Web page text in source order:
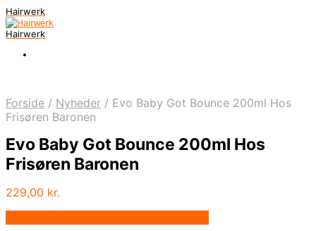
Hairwerk
Hairwerk
Forside / Nyheder / Evo Baby Got Bounce 200ml Hos
Frisøren Baronen
Evo Baby Got Bounce 200ml Hos
Frisøren Baronen
229,00 kr.